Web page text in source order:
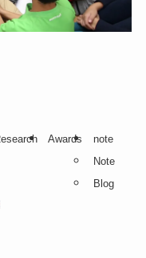
Awards
note
Note
Blog